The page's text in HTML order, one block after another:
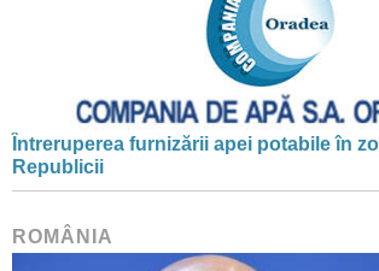
Întreruperea furnizării apei potabile în
Republicii
ROMÂNIA